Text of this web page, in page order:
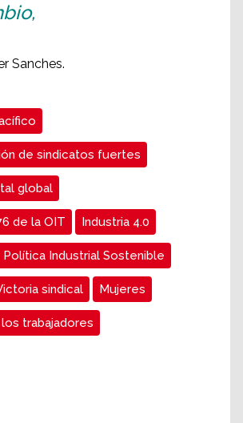
Sanches.
de sindicatos fuertes
global
de la OIT Industria 4.0
Política Industrial Sostenible
sindical Mujeres
trabajadores